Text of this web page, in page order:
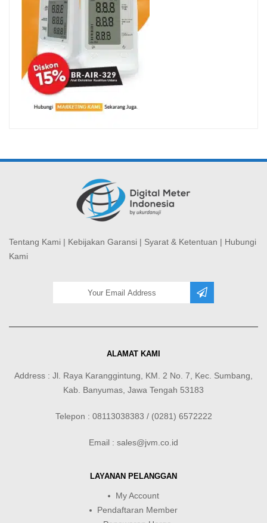
Tentang Kami | Kebijakan Garansi | Syarat & Ketentuan | Hubungi
Kami
ALAMAT KAMI
Address : Jl. Raya Karanggintung, KM. 2 No. 7, Kec. Sumbang,
Kab. Banyumas, Jawa Tengah 53183
Telepon : 08113038383 / (0281) 6572222
Email : sales@jvm.co.id
LAYANAN PELANGGAN
My Account
Pendaftaran Member